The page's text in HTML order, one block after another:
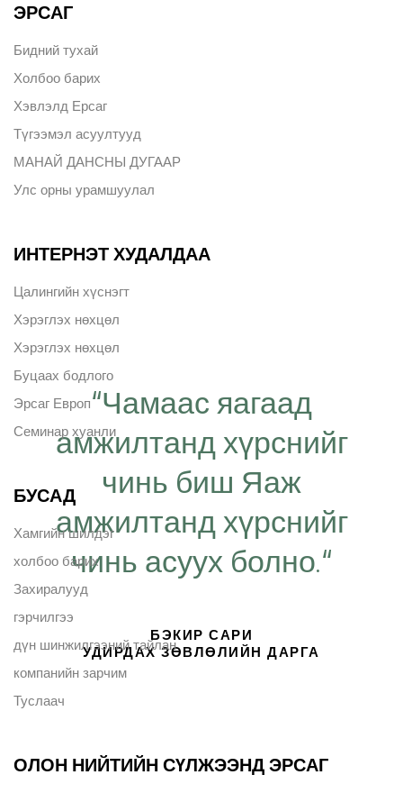
“Чамаас яагаад
амжилтанд хүрснийг
чинь биш Яаж
амжилтанд хүрснийг
чинь асуух болно.“
БЭКИР САРИ
УДИРДАХ ЗӨВЛӨЛИЙН ДАРГА
ЭРСАГ
Бидний тухай
Холбоо барих
Хэвлэлд Ерсаг
Түгээмэл асуултууд
МАНАЙ ДАНСНЫ ДУГААР
Улс орны урамшуулал
ИНТЕРНЭТ ХУДАЛДАА
Цалингийн хүснэгт
Хэрэглэх нөхцөл
Хэрэглэх нөхцөл
Буцаах бодлого
Эрсаг Европ
Семинар хуанли
БУСАД
Хамгийн шилдэг
холбоо барих
Захиралууд
гэрчилгээ
дүн шинжилгээний тайлан
компанийн зарчим
Туслаач
ОЛОН НИЙТИЙН СҮЛЖЭЭНД ЭРСАГ